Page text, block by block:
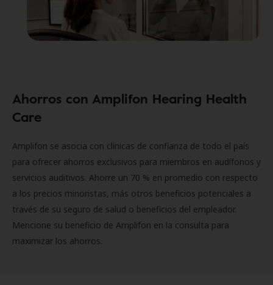
Ahorros con Amplifon Hearing Health
Care
Amplifon se asocia con clínicas de confianza de todo el país
para ofrecer ahorros exclusivos para miembros en audífonos y
servicios auditivos. Ahorre un 70 % en promedio con respecto
a los precios minoristas, más otros beneficios potenciales a
través de su seguro de salud o beneficios del empleador.
Mencione su beneficio de Amplifon en la consulta para
maximizar los ahorros.